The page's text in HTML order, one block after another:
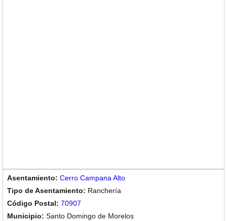
Cerro Campana Alto
Ranchería
70907
Santo Domingo de Morelos